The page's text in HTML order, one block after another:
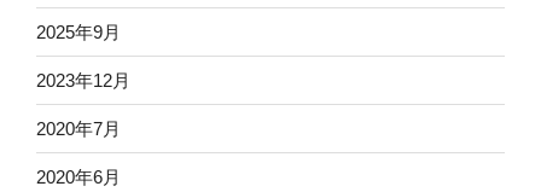
2025年9月
2023年12月
2020年7月
2020年6月